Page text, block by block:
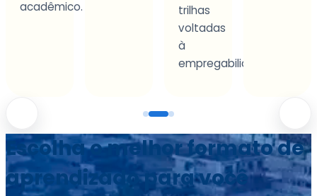
empregabilidade.
Escolha o melhor formato de
aprendizado para você